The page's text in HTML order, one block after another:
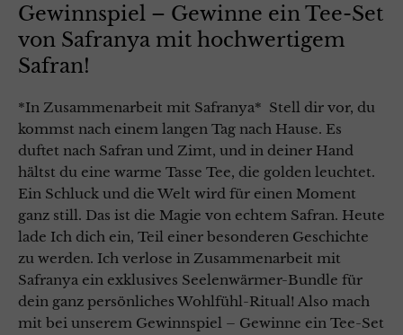
Gewinnspiel – Gewinne ein Tee-Set
von Safranya mit hochwertigem
Safran!
*In Zusammenarbeit mit Safranya* Stell dir vor, du
kommst nach einem langen Tag nach Hause. Es
duftet nach Safran und Zimt, und in deiner Hand
hältst du eine warme Tasse Tee, die golden leuchtet.
Ein Schluck und die Welt wird für einen Moment
ganz still. Das ist die Magie von echtem Safran. Heute
lade Ich dich ein, Teil einer besonderen Geschichte
zu werden. Ich verlose in Zusammenarbeit mit
Safranya ein exklusives Seelenwärmer-Bundle für
dein ganz persönliches Wohlfühl-Ritual! Also mach
mit bei unserem Gewinnspiel – Gewinne ein Tee-Set